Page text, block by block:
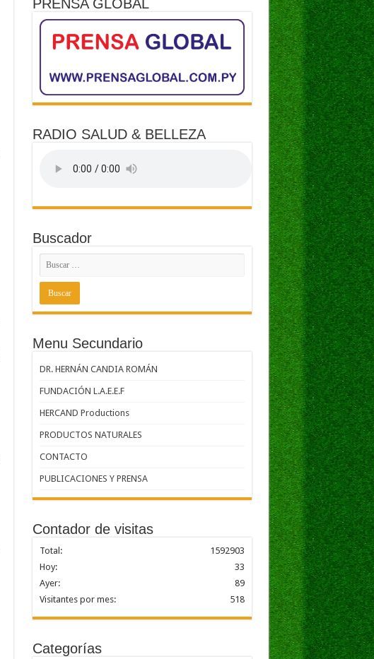
PRENSA GLOBAL
RADIO SALUD & BELLEZA
Buscador
Menu Secundario
DR. HERNÁN CANDIA ROMÁN
FUNDACIÓN L.A.E.E.F
HERCAND Productions
PRODUCTOS NATURALES
CONTACTO
PUBLICACIONES Y PRENSA
Contador de visitas
1592903
Total:
33
Hoy:
89
Ayer:
518
Visitantes por mes:
Categorías